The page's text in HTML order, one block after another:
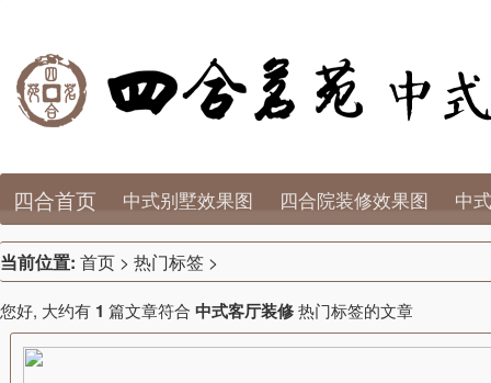
四合首页 中式别墅效果图 四合院装修效果图 中
当前位置: 首页 > 热门标签 >
您好, 大约有 1 篇文章符合 中式客厅装修热门标签的文章